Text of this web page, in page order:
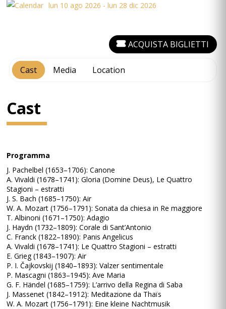
lun 10 ago 2026 - lun 28 dic 2026
Cast Media Location
ACQUISTA BIGLIETTI
Cast
Programma
J. Pachelbel (1653–1706): Canone
A. Vivaldi (1678–1741): Gloria (Domine Deus), Le Quattro
Stagioni – estratti
J. S. Bach (1685–1750): Air
W. A. Mozart (1756–1791): Sonata da chiesa in Re maggiore
T. Albinoni (1671–1750): Adagio
J. Haydn (1732–1809): Corale di Sant’Antonio
C. Franck (1822–1890): Panis Angelicus
A. Vivaldi (1678–1741): Le Quattro Stagioni – estratti
E. Grieg (1843–1907): Air
P. I. Čajkovskij (1840–1893): Valzer sentimentale
P. Mascagni (1863–1945): Ave Maria
G. F. Händel (1685–1759): L’arrivo della Regina di Saba
J. Massenet (1842–1912): Meditazione da Thaïs
W. A. Mozart (1756–1791): Eine kleine Nachtmusik